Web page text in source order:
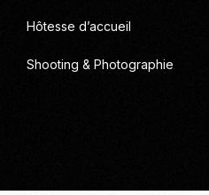
Hôtesse d’accueil
Shooting & Photographie